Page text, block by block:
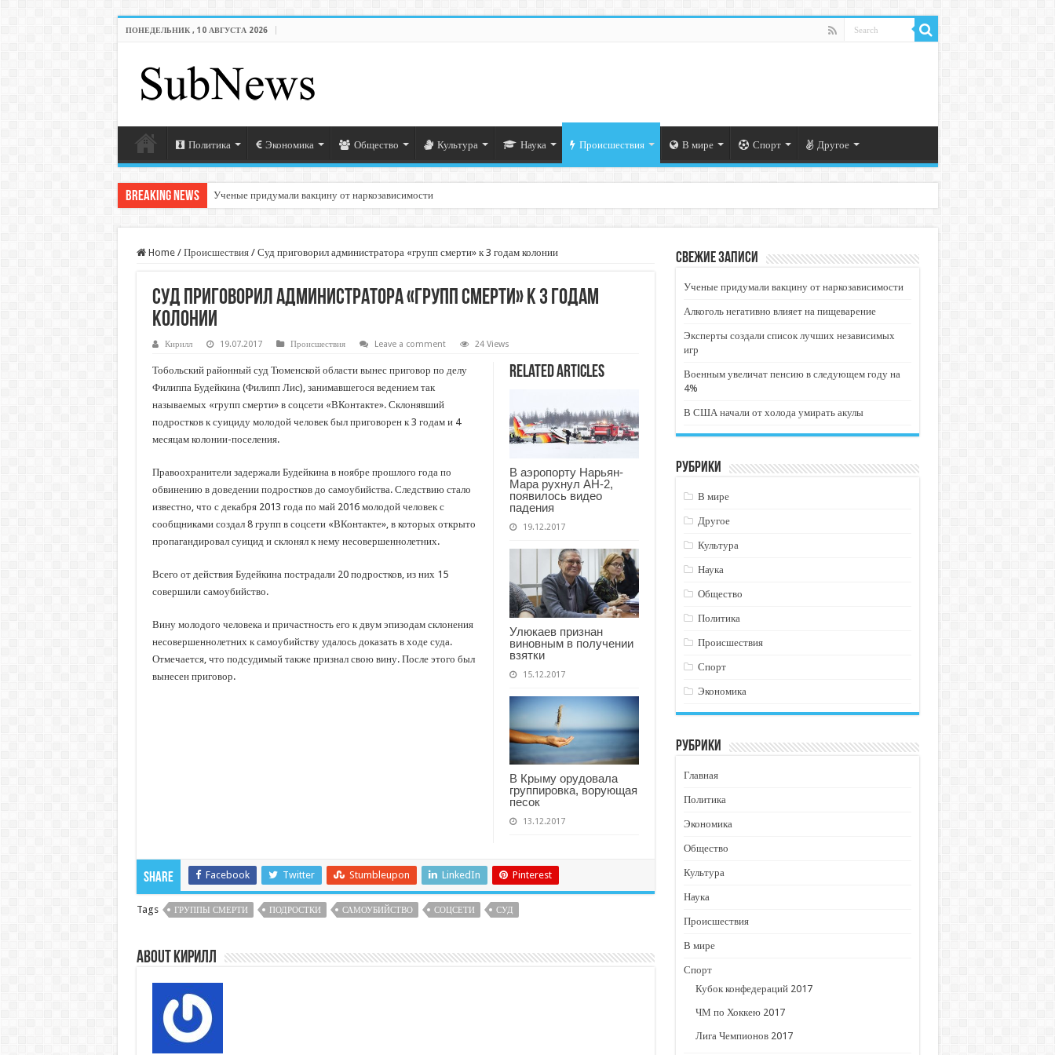
ПОНЕДЕЛЬНИК , 10 АВГУСТА 2026
Политика Экономика Общество Культура Наука Происшествия В мире Спорт Другое
Breaking News Ученые придумали вакцину от наркозависимости
Home / Происшествия / Суд приговорил администратора «групп смерти» к 3 годам колонии
Суд приговорил администратора «групп смерти» к 3 годам
колонии
Кирилл 19.07.2017 Происшествия Leave a comment 24 Views
Related Articles
В аэропорту Нарьян-
Мара рухнул АН-2,
появилось видео
падения
19.12.2017
Улюкаев признан
виновным в получении
взятки
15.12.2017
В Крыму орудовала
группировка, ворующая
песок
13.12.2017
Тобольский районный суд Тюменской области вынес приговор по делу
Филиппа Будейкина (Филипп Лис), занимавшегося ведением так
называемых «групп смерти» в соцсети «ВКонтакте». Склонявший
подростков к суициду молодой человек был приговорен к 3 годам и 4
месяцам колонии-поселения.
Правоохранители задержали Будейкина в ноябре прошлого года по
обвинению в доведении подростков до самоубийства. Следствию стало
известно, что с декабря 2013 года по май 2016 молодой человек с
сообщниками создал 8 групп в соцсети «ВКонтакте», в которых открыто
пропагандировал суицид и склонял к нему несовершеннолетних.
Всего от действия Будейкина пострадали 20 подростков, из них 15
совершили самоубийство.
Вину молодого человека и причастность его к двум эпизодам склонения
несовершеннолетних к самоубийству удалось доказать в ходе суда.
Отмечается, что подсудимый также признал свою вину. После этого был
вынесен приговор.
Share Facebook Twitter Stumbleupon LinkedIn Pinterest
Tags ГРУППЫ СМЕРТИ ПОДРОСТКИ САМОУБИЙСТВО СОЦСЕТИ СУД
About Кирилл
Свежие записи
Ученые придумали вакцину от наркозависимости
Алкоголь негативно влияет на пищеварение
Эксперты создали список лучших независимых
игр
Военным увеличат пенсию в следующем году на
4%
В США начали от холода умирать акулы
Рубрики
В мире
Другое
Культура
Наука
Общество
Политика
Происшествия
Спорт
Экономика
Рубрики
Главная
Политика
Экономика
Общество
Культура
Наука
Происшествия
В мире
Спорт
Кубок конфедераций 2017
ЧМ по Хоккею 2017
Лига Чемпионов 2017